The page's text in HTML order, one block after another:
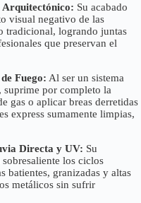
Su acabado
visual negativo de las
tradicional, logrando juntas
que preservan el
Fuego: Al ser un sistema
suprime por completo la
gas o aplicar breas derretidas
express sumamente limpias,
Directa y UV: Su
los ciclos
batientes, granizadas y altas
metálicos sin sufrir